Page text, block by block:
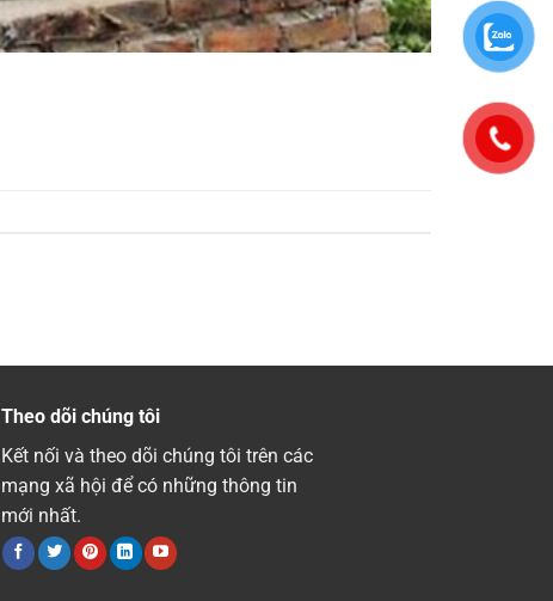
Theo dõi chúng tôi
Kết nối và theo dõi chúng tôi trên các
mạng xã hội để có những thông tin
mới nhất.